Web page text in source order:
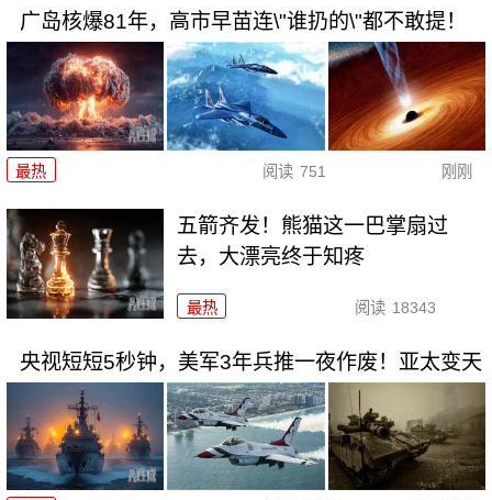
广岛核爆81年，高市早苗连\"谁扔的\"都不敢提！
最热 阅读 751 刚刚
五箭齐发！熊猫这一巴掌扇过
去，大漂亮终于知疼
最热 阅读 18343
央视短短5秒钟，美军3年兵推一夜作废！亚太变天